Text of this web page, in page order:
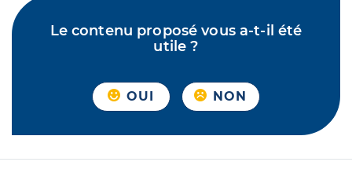
Le contenu proposé vous a-t-il été
utile ?
OUI NON